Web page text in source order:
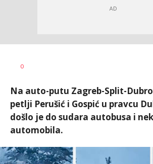
AUTOR
0
Na auto-putu Zagreb-Split-
petlji Perušić i Gospić u pravcu
došlo je do sudara autobusa i
automobila.